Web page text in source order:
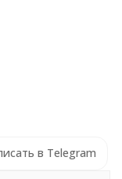
в Telegram